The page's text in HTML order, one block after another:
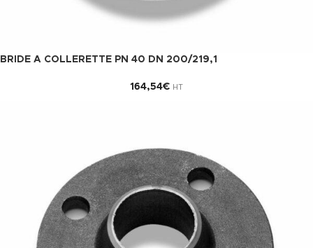
BRIDE A COLLERETTE PN 40 DN 200/219,1
164,54€ HT